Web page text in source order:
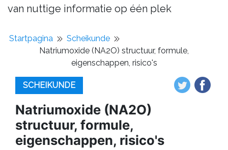
van nuttige informatie op één plek
Startpagina
Scheikunde
Natriumoxide (NA2O) structuur, formule,
eigenschappen, risico's
SCHEIKUNDE
Natriumoxide (NA2O)
structuur, formule,
eigenschappen, risico's